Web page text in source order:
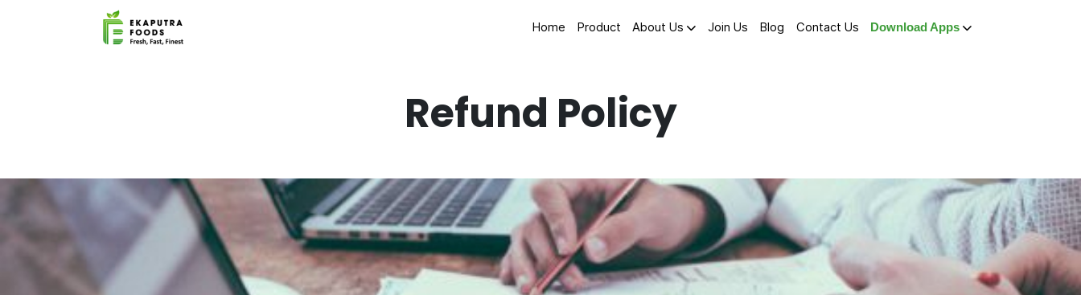
Home Product About Us Join Us Blog Contact Us Download Apps
Refund Policy